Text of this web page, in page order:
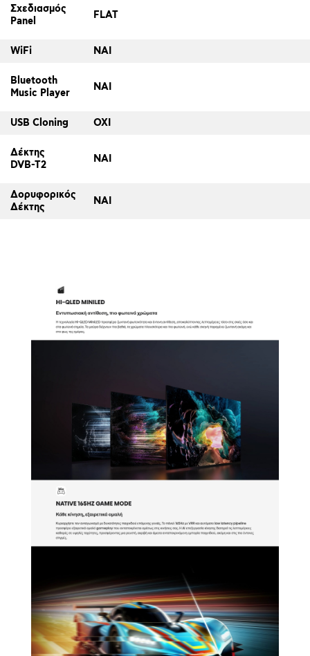
Σχεδιασμός
Panel
FLAT
WiFi ΝΑΙ
Bluetooth
Music Player
ΝΑΙ
USB Cloning ΟΧΙ
Δέκτης
DVB-T2
ΝΑΙ
Δορυφορικός
Δέκτης
ΝΑΙ